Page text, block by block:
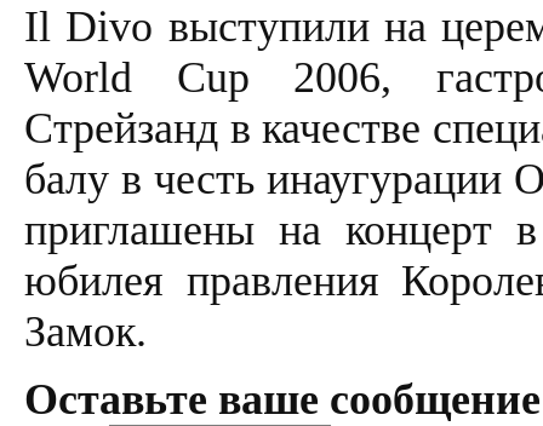
Il Divo выступили на
World Cup 2006,
Стрейзанд в качестве
балу в честь инаугурации
приглашены на концерт в
юбилея правления
Замок.
Оставьте ваше